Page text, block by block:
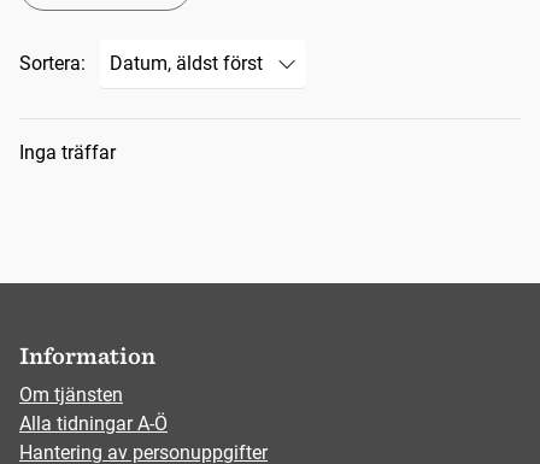
Sortera:
Sökresultat
Inga träffar
Information
Om tjänsten
Alla tidningar A-Ö
Hantering av personuppgifter